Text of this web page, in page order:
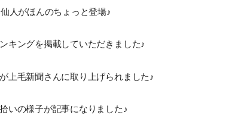
人がほんのちょっと登場♪
キングを掲載していただきました♪
上毛新聞さんに取り上げられました♪
いの様子が記事になりました♪